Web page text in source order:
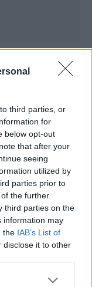
third parties, or
for
below opt-out
that after your
seeing
utilized by
parties prior to
the further
third parties on the
information may
the IAB’s List of
disclose it to other
Google News
.
στο Instagram